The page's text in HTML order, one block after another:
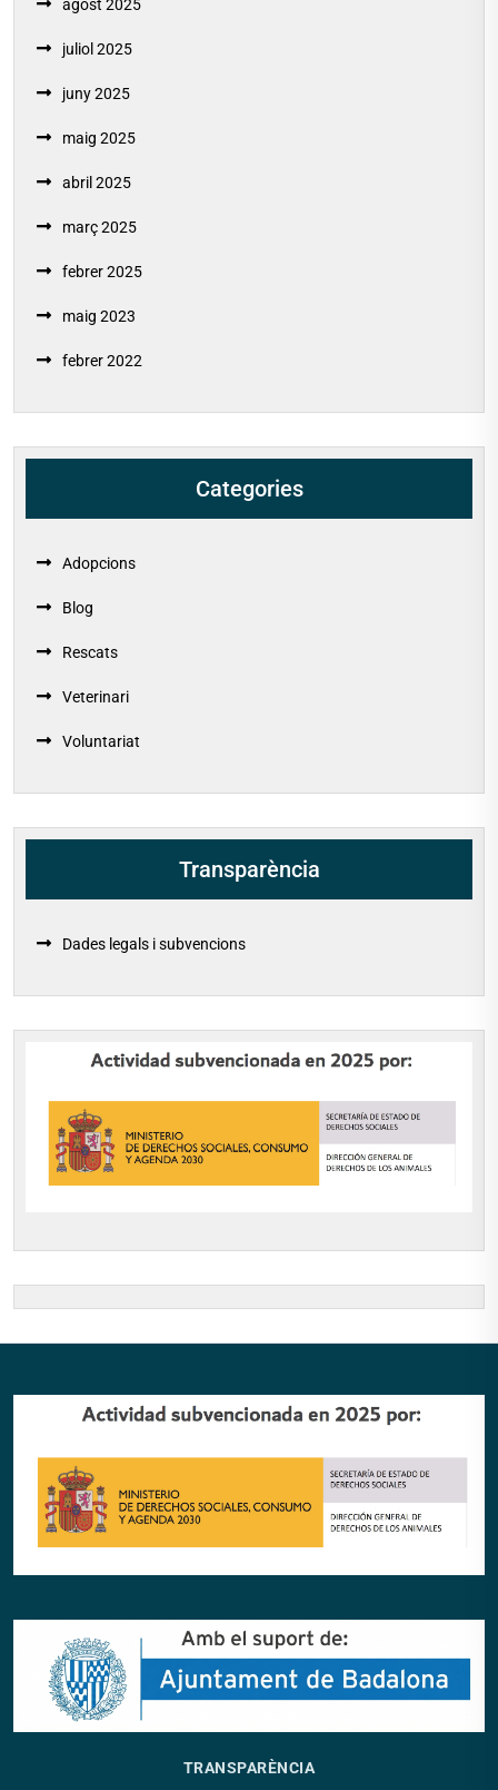
agost 2025
juliol 2025
juny 2025
maig 2025
abril 2025
març 2025
febrer 2025
maig 2023
febrer 2022
Categories
Adopcions
Blog
Rescats
Veterinari
Voluntariat
Transparència
Dades legals i subvencions
TRANSPARÈNCIA